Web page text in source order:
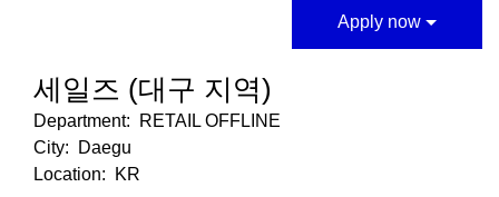
Apply now
세일즈 (대구 지역)
Department:
RETAIL OFFLINE
City:
Daegu
Location:
KR